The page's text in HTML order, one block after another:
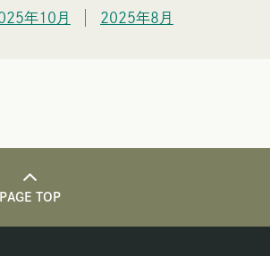
年10月 2025年8月
PAGE TOP